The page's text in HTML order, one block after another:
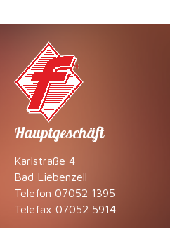
Hauptgeschäft
Karlstraße 4
Bad Liebenzell
Telefon 07052 1395
Telefax 07052 5914